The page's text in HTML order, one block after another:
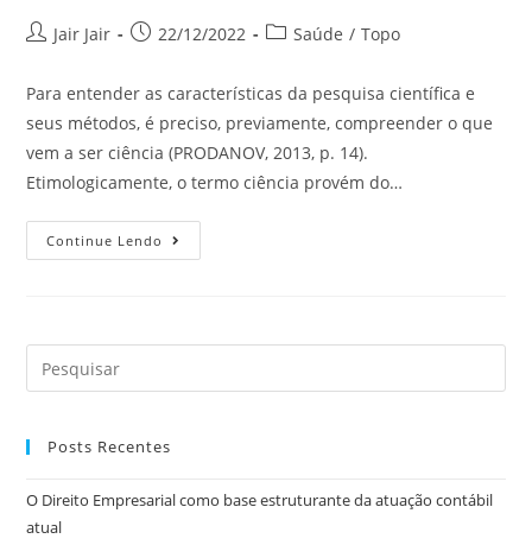
Jair Jair 22/12/2022 Saúde / Topo
Para entender as características da pesquisa científica e
seus métodos, é preciso, previamente, compreender o que
vem a ser ciência (PRODANOV, 2013, p. 14).
Etimologicamente, o termo ciência provém do…
Continue Lendo
Posts Recentes
O Direito Empresarial como base estruturante da atuação contábil
atual